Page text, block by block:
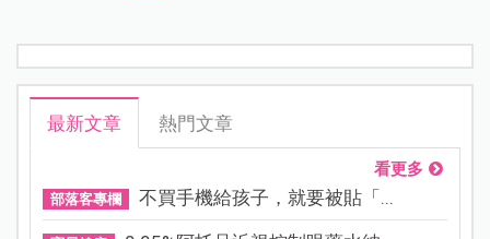
最新文章 熱門文章
看更多
部落客專欄 不買手機給孩子，就要被貼「...